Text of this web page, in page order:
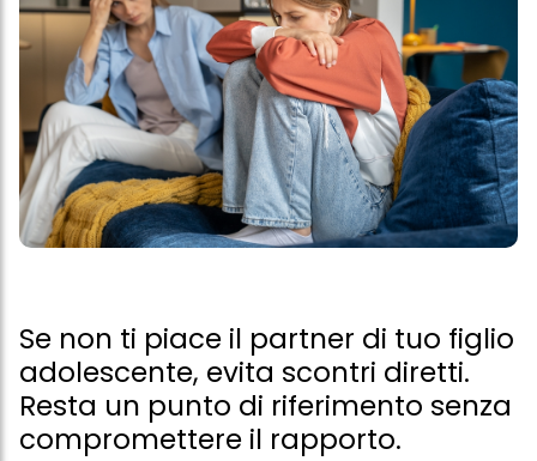
Se non ti piace il partner di tuo figlio
adolescente, evita scontri diretti.
Resta un punto di riferimento senza
compromettere il rapporto.